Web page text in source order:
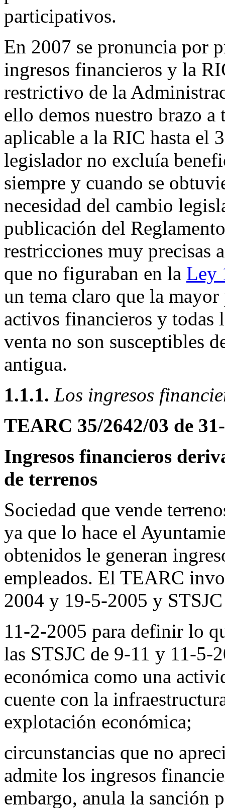
participativos.
En 2007 se pronuncia por
ingresos financieros y la
restrictivo de la
ello demos nuestro brazo
aplicable a la RIC hasta el
legislador no excluía
siempre y cuando se
necesidad del cambio
publicación del
restricciones muy precisas
que no figuraban en la Ley
un tema claro que la
activos financieros y todas
venta no son susceptibles
antigua.
1.1.1. Los ingresos
TEARC 35/2642/03 de
Ingresos financieros
de terrenos
Sociedad que vende
ya que lo hace el
obtenidos le generan
empleados. El TEARC
2004 y 19-5-2005 y
11-2-2005 para definir lo
las STSJC de 9-11 y 11-5-
económica como una
cuente con la
explotación económica;
circunstancias que no
admite los ingresos
embargo, anula la sanción